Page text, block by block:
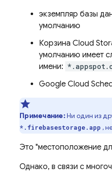
экземпляр базы
умолчанию
Корзина Cloud
умолчанию имеет
имени:
Google Cloud
Примечание:Ни один из
*.firebasestorage.app ,
Это "местоположение
Однако, в связи с